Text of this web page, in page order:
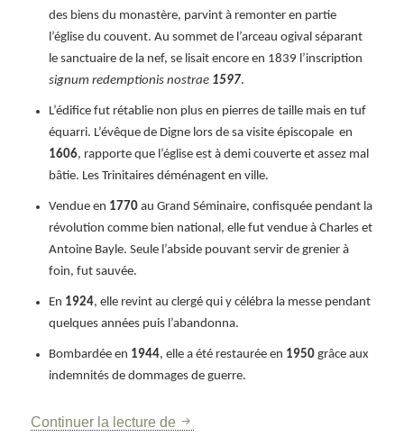
des biens du monastère, parvint à remonter en partie
l’église du couvent. Au sommet de l’arceau ogival séparant
le sanctuaire de la nef, se lisait encore en 1839 l’inscription
signum redemptionis nostrae 1597.
L’édifice fut rétablie non plus en pierres de taille mais en tuf
équarri. L’évêque de Digne lors de sa visite épiscopale en
1606, rapporte que l’église est à demi couverte et assez mal
bâtie. Les Trinitaires déménagent en ville.
Vendue en 1770 au Grand Séminaire, confisquée pendant la
révolution comme bien national, elle fut vendue à Charles et
Antoine Bayle. Seule l’abside pouvant servir de grenier à
foin, fut sauvée.
En 1924, elle revint au clergé qui y célébra la messe pendant
quelques années puis l’abandonna.
Bombardée en 1944, elle a été restaurée en 1950 grâce aux
indemnités de dommages de guerre.
Continuer la lecture de Les trois chapelles de Digne sur